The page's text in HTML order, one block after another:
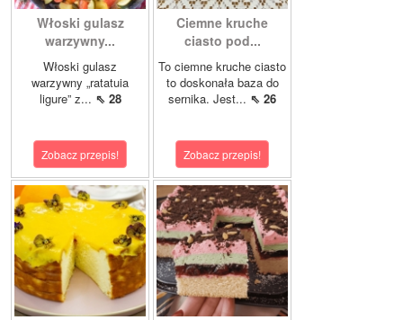
Włoski gulasz
warzywny...
Włoski gulasz
warzywny „ratatuia
ligure” z... ⇖ 28
Zobacz przepis!
Ciemne kruche
ciasto pod...
To ciemne kruche ciasto
to doskonała baza do
sernika. Jest... ⇖ 26
Zobacz przepis!